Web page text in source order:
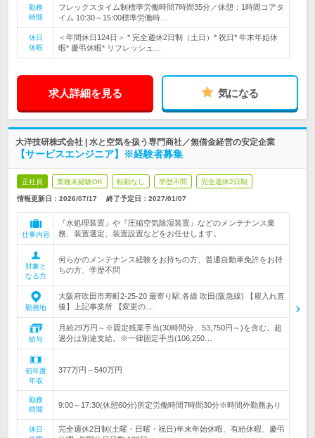
勤務
時間
フレックスタイム制標準労働時間7時間35分／休憩：1時間コアタ
イム 10:30～15:00標準労働時…
休日
休暇
＜年間休日124日＞ * 完全週休2日制（土日）* 祝日* 年末年始休
暇* 慶弔休暇* リフレッシュ…
求人詳細を見る 気になる
大洋技研株式会社 | 水と空気を扱う専門商社／無借金経営の安定企業
【サービスエンジニア】※経験者募集
正社員 業種未経験OK 転勤なし 学歴不問 完全週休2日制
情報更新日：2026/07/17 終了予定日： 2027/01/07
仕事内容
『水処理装置』や『圧縮空気除湿装置』などのメンテナンス業
務、装置選定、装置設置などをお任せします。
対象と
なる方
何らかのメンテナンス経験をお持ちの方、普通自動車免許をお持
ちの方、学歴不問
勤務地
大阪府吹田市寿町2-25-20 最寄り駅:各線 吹田(阪急線) 【雇入れ直
後】上記事業所 【変更の…
給与
月給29万円～※固定残業手当(30時間分、53,750円～)を含む。超
過分は別途支給。※一律固定手当(106,250…
初年度
年収
377万円～540万円
勤務
時間
9:00～17:30(休憩60分)所定労働時間7時間30分※時間外勤務あり
休日
完全週休2日制(土曜・日曜・祝日)年末年始休暇、有給休暇、慶弔